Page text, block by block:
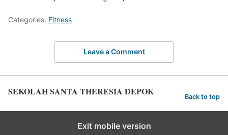
Categories: Fitness
Leave a Comment
SEKOLAH SANTA THERESIA DEPOK Back to top
Exit mobile version